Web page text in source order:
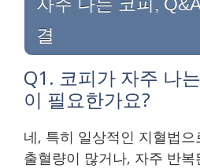
결
Q1. 코피가 자주 나
이 필요한가요?
네, 특히 일상적인 지혈법
출혈량이 많거나, 자주 반